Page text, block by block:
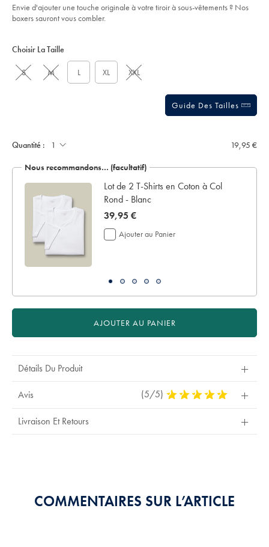
Envie d'ajouter une touche originale à votre tiroir à sous-vêtements ? Nos
boxers sauront vous combler.
Actions
cart
Choisir La Taille
S M L XL XXL
Guide Des Tailles
écrin
de
Quantité : 19,95 €
Nous recommandons… (facultatif)
Lot de 2 T-Shirts en Coton à Col
Rond - Blanc
now
39,95
€
39,95 €
Ajouter au Panier
AJOUTER AU PANIER
Détails Du Produit
Avis (5/5) 5
Livraison Et Retours
COMMENTAIRES SUR L’ARTICLE